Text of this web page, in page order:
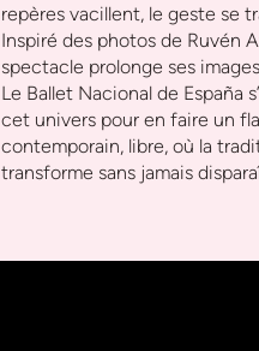
repères vacillent, le geste se
Inspiré des photos de Ruvén
spectacle prolonge ses
Le Ballet Nacional de España
cet univers pour en faire un
contemporain, libre, où la
transforme sans jamais